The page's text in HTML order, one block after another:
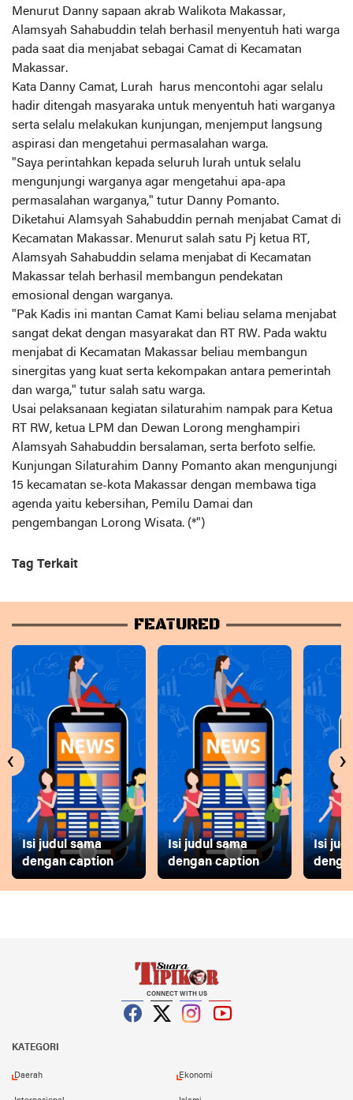
Menurut Danny sapaan akrab Walikota Makassar,
Alamsyah Sahabuddin telah berhasil menyentuh hati warga
pada saat dia menjabat sebagai Camat di Kecamatan
Makassar.
Kata Danny Camat, Lurah harus mencontohi agar selalu
hadir ditengah masyaraka untuk menyentuh hati warganya
serta selalu melakukan kunjungan, menjemput langsung
aspirasi dan mengetahui permasalahan warga.
"Saya perintahkan kepada seluruh lurah untuk selalu
mengunjungi warganya agar mengetahui apa-apa
permasalahan warganya," tutur Danny Pomanto.
Diketahui Alamsyah Sahabuddin pernah menjabat Camat di
Kecamatan Makassar. Menurut salah satu Pj ketua RT,
Alamsyah Sahabuddin selama menjabat di Kecamatan
Makassar telah berhasil membangun pendekatan
emosional dengan warganya.
"Pak Kadis ini mantan Camat Kami beliau selama menjabat
sangat dekat dengan masyarakat dan RT RW. Pada waktu
menjabat di Kecamatan Makassar beliau membangun
sinergitas yang kuat serta kekompakan antara pemerintah
dan warga," tutur salah satu warga.
Usai pelaksanaan kegiatan silaturahim nampak para Ketua
RT RW, ketua LPM dan Dewan Lorong menghampiri
Alamsyah Sahabuddin bersalaman, serta berfoto selfie.
Kunjungan Silaturahim Danny Pomanto akan mengunjungi
15 kecamatan se-kota Makassar dengan membawa tiga
agenda yaitu kebersihan, Pemilu Damai dan
pengembangan Lorong Wisata. (*")
Tag Terkait
FEATURED
Isi judul sama
dengan caption
Isi judul sama
dengan caption
Isi
‹ ›
CONNECT WITH US
KATEGORI
Daerah Ekonomi